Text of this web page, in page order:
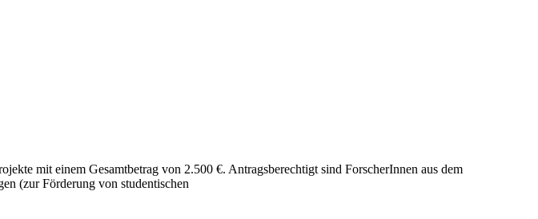
mit einem Gesamtbetrag von 2.500 €. Antragsberechtigt sind ForscherInnen aus dem
(zur Förderung von studentischen